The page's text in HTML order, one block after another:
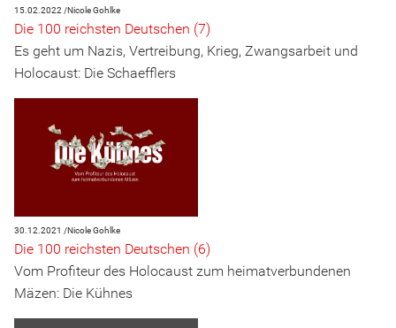
15.02.2022 /Nicole Gohlke
Die 100 reichsten Deutschen (7)
Es geht um Nazis, Vertreibung, Krieg, Zwangsarbeit und
Holocaust: Die Schaefflers
30.12.2021 /Nicole Gohlke
Die 100 reichsten Deutschen (6)
Vom Profiteur des Holocaust zum heimatverbundenen
Mäzen: Die Kühnes